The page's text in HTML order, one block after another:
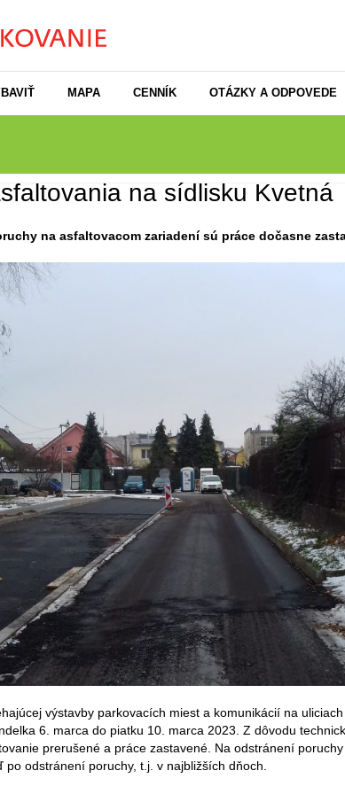
MAPA CENNÍK OTÁZKY A ODPOVEDE
na sídlisku Kvetná
na asfaltovacom zariadení sú práce dočasne
výstavby parkovacích miest a komunikácií na
6. marca do piatku 10. marca 2023. Z dôvodu
prerušené a práce zastavené. Na odstránení
odstránení poruchy, t.j. v najbližších dňoch.